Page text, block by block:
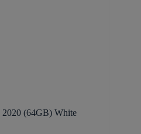
2020 (64GB) White